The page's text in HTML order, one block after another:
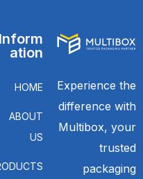
Experience the
difference with
Multibox, your
trusted
packaging
Inform
ation
HOME
ABOUT
US